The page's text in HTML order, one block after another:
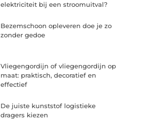
elektriciteit bij een stroomuitval?
Bezemschoon opleveren doe je zo
zonder gedoe
Vliegengordijn of vliegengordijn op
maat: praktisch, decoratief en
effectief
De juiste kunststof logistieke
dragers kiezen